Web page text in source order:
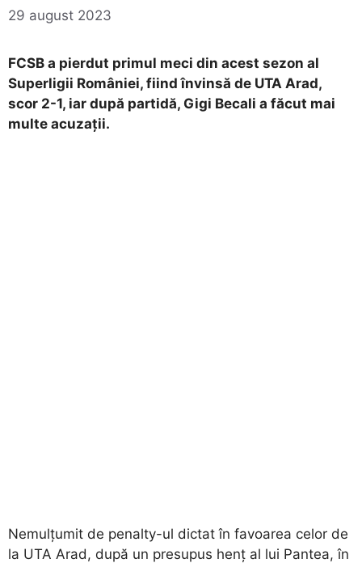
29 august 2023
FCSB a pierdut primul meci din acest sezon al
Superligii României, fiind învinsă de UTA Arad,
scor 2-1, iar după partidă, Gigi Becali a făcut mai
multe acuzații.
Nemulțumit de penalty-ul dictat în favoarea celor de
la UTA Arad, după un presupus henț al lui Pantea, în